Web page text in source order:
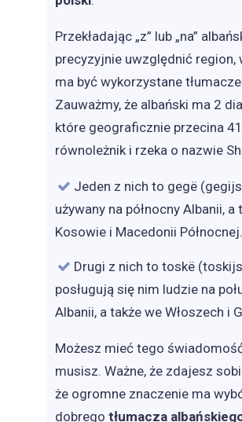
Przekładając „z” lub „na”
precyzyjnie uwzględnić region,
ma być wykorzystane
Zauważmy, że albański ma 2
które geograficznie przecina 41
równoleżnik i rzeka o nazwie
Jeden z nich to gegë
używany na północny Albanii, a
Kosowie i Macedonii Północnej.
Drugi z nich to toskë
posługują się nim ludzie na
Albanii, a także we Włoszech i
Możesz mieć tego
musisz. Ważne, że zdajesz
że ogromne znaczenie ma
dobrego tłumacza